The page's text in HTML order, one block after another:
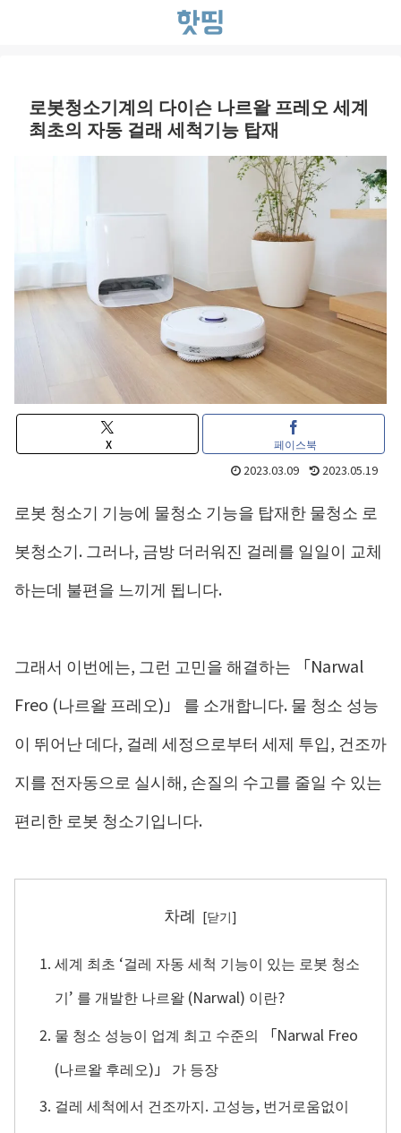
로봇청소기계의 다이슨 나르왈 프레오 세계
최초의 자동 걸래 세척기능 탑재
X 페이스북
2023.03.09 2023.05.19
로봇 청소기 기능에 물청소 기능을 탑재한 물청소 로
봇청소기. 그러나, 금방 더러워진 걸레를 일일이 교체
하는데 불편을 느끼게 됩니다.
그래서 이번에는, 그런 고민을 해결하는 「Narwal
Freo (나르왈 프레오)」 를 소개합니다. 물 청소 성능
이 뛰어난 데다, 걸레 세정으로부터 세제 투입, 건조까
지를 전자동으로 실시해, 손질의 수고를 줄일 수 있는
편리한 로봇 청소기입니다.
차례
세계 최초 ‘걸레 자동 세척 기능이 있는 로봇 청소
기’ 를 개발한 나르왈 (Narwal) 이란?
물 청소 성능이 업계 최고 수준의 「Narwal Freo
(나르왈 후레오)」 가 등장
걸레 세척에서 건조까지. 고성능, 번거로움없이